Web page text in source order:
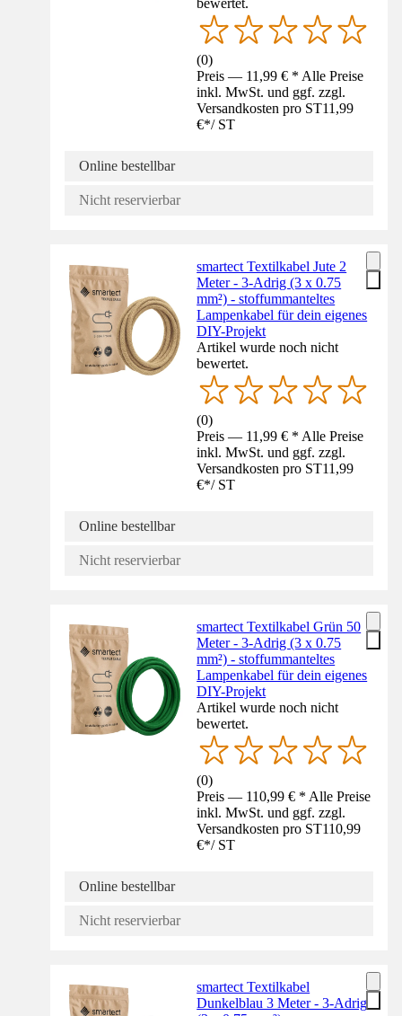
bewertet.
(0)
Preis — 11,99 € * Alle Preise
inkl. MwSt. und ggf. zzgl.
Versandkosten pro ST11,99
€*/ ST
Online bestellbar
Nicht reservierbar
smartect Textilkabel Jute 2
Meter - 3-Adrig (3 x 0.75
mm²) - stoffummanteltes
Lampenkabel für dein eigenes
DIY-Projekt
Artikel wurde noch nicht
bewertet.
(0)
Preis — 11,99 € * Alle Preise
inkl. MwSt. und ggf. zzgl.
Versandkosten pro ST11,99
€*/ ST
Online bestellbar
Nicht reservierbar
smartect Textilkabel Grün 50
Meter - 3-Adrig (3 x 0.75
mm²) - stoffummanteltes
Lampenkabel für dein eigenes
DIY-Projekt
Artikel wurde noch nicht
bewertet.
(0)
Preis — 110,99 € * Alle Preise
inkl. MwSt. und ggf. zzgl.
Versandkosten pro ST110,99
€*/ ST
Online bestellbar
Nicht reservierbar
smartect Textilkabel
Dunkelblau 3 Meter - 3-Adrig